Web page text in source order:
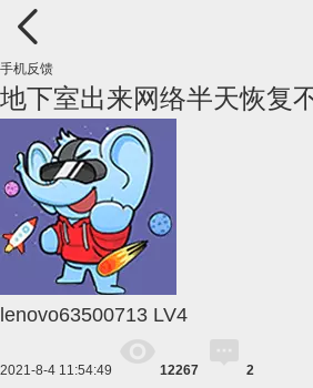
手机反馈
地下室出来网络半天恢复
lenovo63500713 LV4
2021-8-4 11:54:49 12267 2